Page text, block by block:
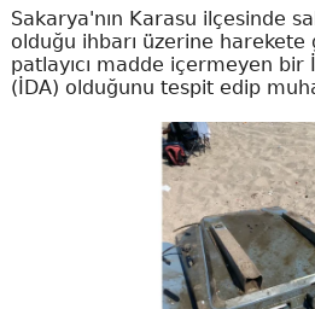
Sakarya'nın Karasu ilçesinde
olduğu ihbarı üzerine
patlayıcı madde içermeyen bir
(İDA) olduğunu tespit edip